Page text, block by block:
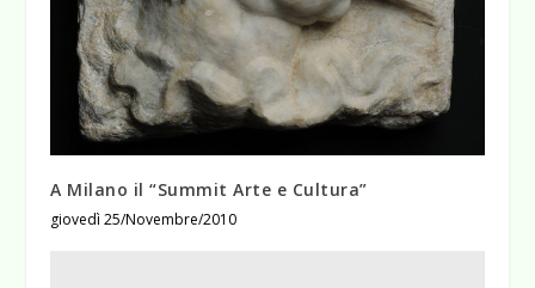
A Milano il “Summit Arte e Cultura”
giovedì 25/Novembre/2010